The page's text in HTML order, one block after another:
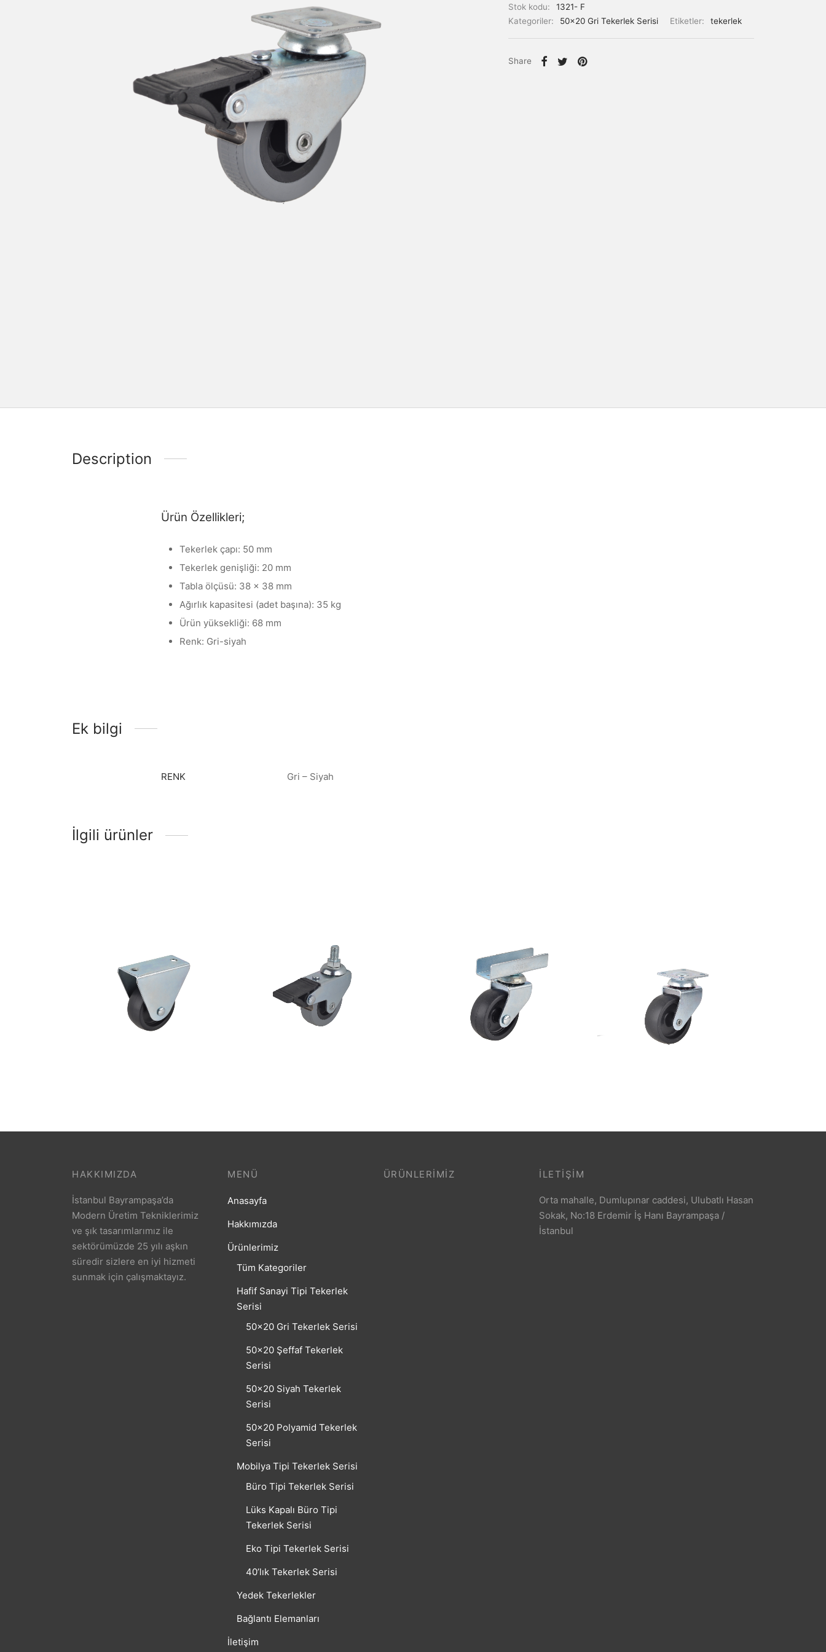
Stok kodu:
1321- F
Kategoriler:
50x20 Gri Tekerlek Serisi Etiketler: tekerlek
Share
Description
Ürün Özellikleri;
Tekerlek çapı: 50 mm
Tekerlek genişliği: 20 mm
Tabla ölçüsü: 38 x 38 mm
Ağırlık kapasitesi (adet başına): 35 kg
Ürün yüksekliği: 68 mm
Renk: Gri-siyah
Ek bilgi
RENK Gri – Siyah
İlgili ürünler
İLETIŞIM
Orta mahalle, Dumlupınar caddesi, Ulubatlı Hasan
Sokak, No:18 Erdemir İş Hanı Bayrampaşa /
İstanbul
MENÜ
Anasayfa
Hakkımızda
Ürünlerimiz
Tüm Kategoriler
Hafif Sanayi Tipi Tekerlek
Serisi
50×20 Gri Tekerlek Serisi
50×20 Şeffaf Tekerlek
Serisi
50×20 Siyah Tekerlek
Serisi
50×20 Polyamid Tekerlek
Serisi
Mobilya Tipi Tekerlek Serisi
Büro Tipi Tekerlek Serisi
Lüks Kapalı Büro Tipi
Tekerlek Serisi
Eko Tipi Tekerlek Serisi
40’lık Tekerlek Serisi
Yedek Tekerlekler
Bağlantı Elemanları
İletişim
ÜRÜNLERIMIZ
HAKKIMIZDA
İstanbul Bayrampaşa’da
Modern Üretim Tekniklerimiz
ve şık tasarımlarımız ile
sektörümüzde 25 yılı aşkın
süredir sizlere en iyi hizmeti
sunmak için çalışmaktayız.